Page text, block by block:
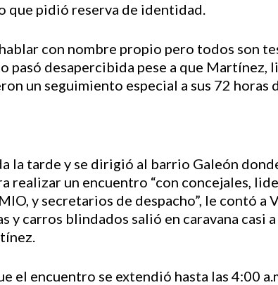
que pidió reserva de identidad.
con nombre propio pero todos son
pasó desapercibida pese a que Martínez,
un seguimiento especial a sus 72 horas
la tarde y se dirigió al barrio Galeón
realizar un encuentro “con concejales,
y secretarios de despacho”, le contó
y carros blindados salió en caravana casi
el encuentro se extendió hasta las 4:00